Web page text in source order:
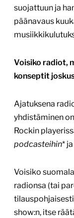
suojattuun ja
päänavaus
Voisiko radiot,
konseptit
Ajatuksena
yhdistäminen
Rockin
podcasteihin* ja
Voisiko
radionsa (tai
show:n, itse